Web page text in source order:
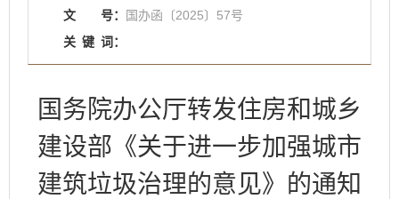
文
号：
国办函〔2025〕57号
关 键 词：
国务院办公厅转发住房和城乡
建设部《关于进一步加强城市
建筑垃圾治理的意见》的通知